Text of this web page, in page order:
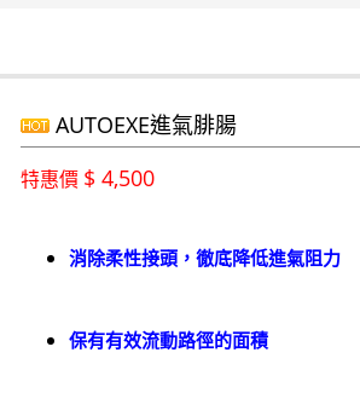
AUTOEXE進氣腓腸
特惠價 $ 4,500
消除柔性接頭，徹底降低進氣阻力
保有有效流動路徑的面積